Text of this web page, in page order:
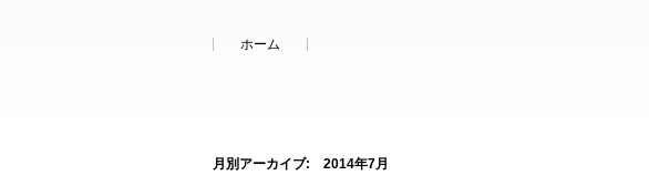
Skip to content
ホーム
月別アーカイブ: 2014年7月